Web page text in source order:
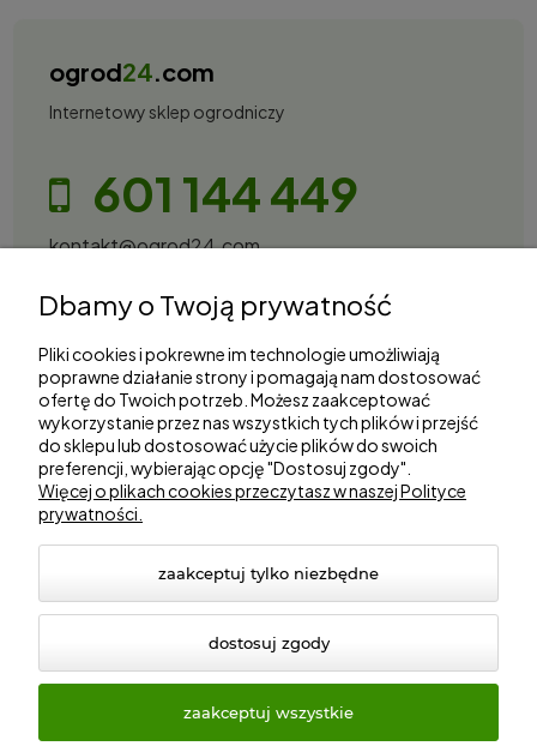
ogrod24.com
Internetowy sklep ogrodniczy
601 144 449
kontakt@ogrod24.com
Gorzowska 27, 66-530 Trzebicz
Zakupy
Informacje
Marki
© 2026 ogrod24.com. Wszelkie prawa zastrzeżone.
Dbamy o Twoją prywatność
Pliki cookies i pokrewne im technologie umożliwiają
poprawne działanie strony i pomagają nam dostosować
ofertę do Twoich potrzeb. Możesz zaakceptować
wykorzystanie przez nas wszystkich tych plików i przejść
do sklepu lub dostosować użycie plików do swoich
preferencji, wybierając opcję "Dostosuj zgody".
Więcej o plikach cookies przeczytasz w naszej Polityce
prywatności.
zaakceptuj tylko niezbędne
dostosuj zgody
zaakceptuj wszystkie